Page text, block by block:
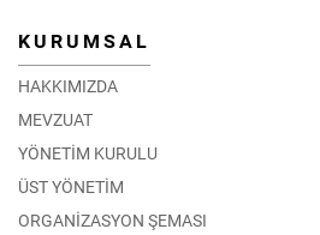
KURUMSAL
HAKKIMIZDA
MEVZUAT
YÖNETİM KURULU
ÜST YÖNETİM
ORGANİZASYON ŞEMASI